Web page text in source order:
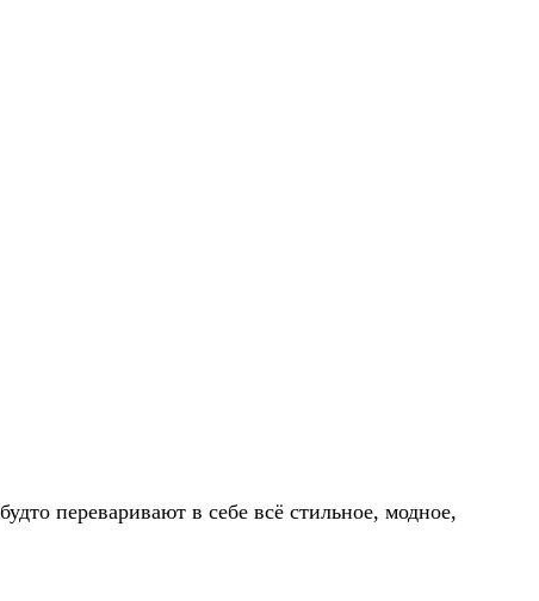
переваривают в себе всё стильное, модное,